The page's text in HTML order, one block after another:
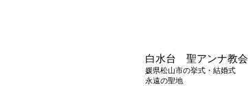
白水台 聖アンナ教会
媛県松山市の挙式・結婚式
永遠の聖地